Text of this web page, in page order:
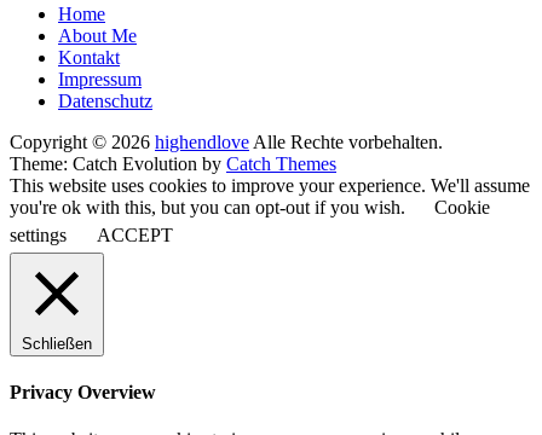
Seitenfuß-
Menü
Home
About Me
Kontakt
Impressum
Datenschutz
Copyright © 2026 highendlove Alle Rechte vorbehalten.
Theme: Catch Evolution by Catch Themes
This website uses cookies to improve your experience. We'll assume
you're ok with this, but you can opt-out if you wish.
Cookie
settings
ACCEPT
Schließen
Privacy Overview